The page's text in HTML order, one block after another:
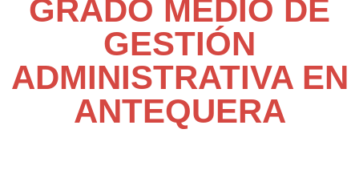
GRADO MEDIO DE
GESTIÓN
ADMINISTRATIVA EN
ANTEQUERA